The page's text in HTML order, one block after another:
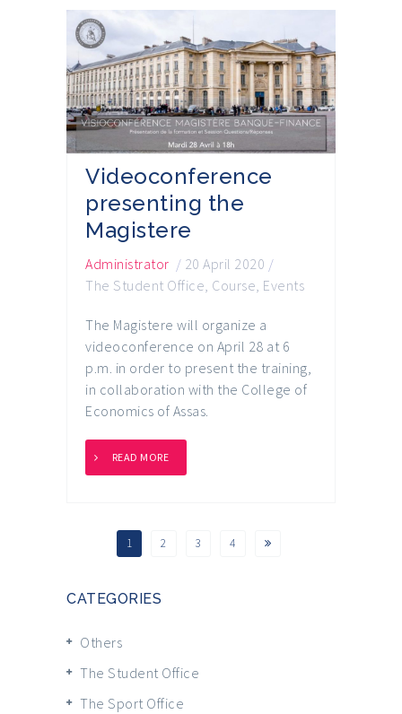
Videoconference
presenting the
Magistere
Administrator / 20 April 2020 /
The Student Office, Course, Events
The Magistere will organize a
videoconference on April 28 at 6
p.m. in order to present the training,
in collaboration with the College of
Economics of Assas.
READ MORE
1 2 3 4
CATEGORIES
Others
The Student Office
The Sport Office